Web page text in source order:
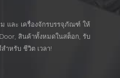
และ เครื่องจักรบรรจุภัณฑ์ ให้
สินค้าทั้งหมดในสต็อก, รับ
ำหรับ ชีวิต เวลา!